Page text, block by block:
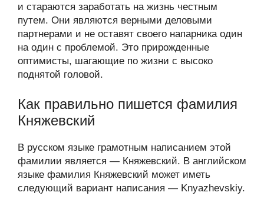
и стараются заработать на жизнь честным
путем. Они являются верными деловыми
партнерами и не оставят своего напарника один
на один с проблемой. Это прирожденные
оптимисты, шагающие по жизни с высоко
поднятой головой.
Как правильно пишется фамилия
Княжевский
В русском языке грамотным написанием этой
фамилии является — Княжевский. В английском
языке фамилия Княжевский может иметь
следующий вариант написания — Knyazhevskiy.